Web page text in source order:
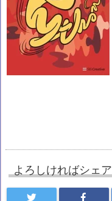
よろしければシェ